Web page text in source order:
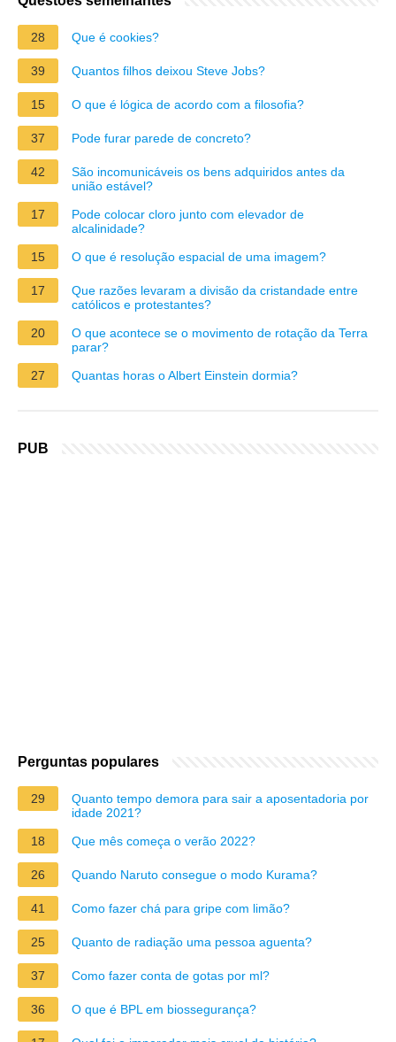
28 Que é cookies?
39 Quantos filhos deixou Steve Jobs?
15 O que é lógica de acordo com a filosofia?
37 Pode furar parede de concreto?
42
São incomunicáveis os bens adquiridos antes da
união estável?
17
Pode colocar cloro junto com elevador de
alcalinidade?
15
O que é resolução espacial de uma imagem?
17
Que razões levaram a divisão da cristandade entre
católicos e protestantes?
20
O que acontece se o movimento de rotação da Terra
parar?
27
Quantas horas o Albert Einstein dormia?
PUB
Perguntas populares
29
Quanto tempo demora para sair a aposentadoria por
idade 2021?
18
Que mês começa o verão 2022?
26 Quando Naruto consegue o modo Kurama?
41 Como fazer chá para gripe com limão?
25 Quanto de radiação uma pessoa aguenta?
37 Como fazer conta de gotas por ml?
36 O que é BPL em biossegurança?